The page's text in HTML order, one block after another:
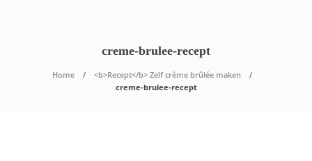
creme-brulee-recept
Home
<b>Recept</b> Zelf crème brûlée maken
creme-brulee-recept